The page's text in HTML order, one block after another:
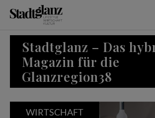
Skip to main content
Stadtglanz – Das
Magazin für die
Glanzregion38